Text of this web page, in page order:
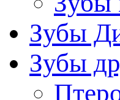
Зубы
Зубы